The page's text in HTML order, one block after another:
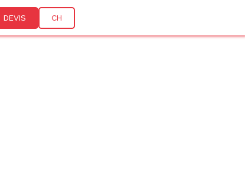
DEVIS CH